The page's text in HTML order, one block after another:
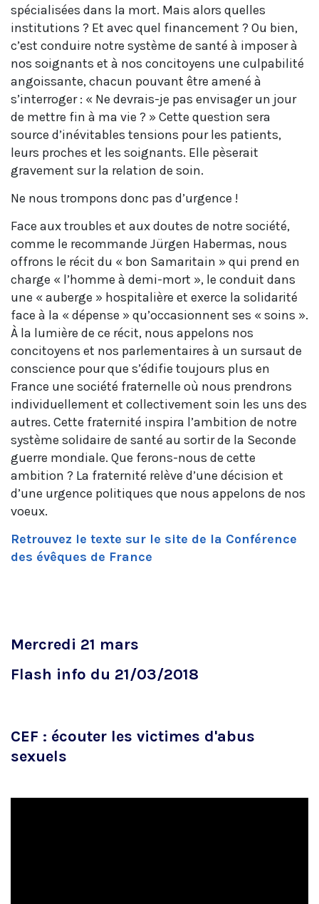
spécialisées dans la mort. Mais alors quelles
institutions ? Et avec quel financement ? Ou bien,
c’est conduire notre système de santé à imposer à
nos soignants et à nos concitoyens une culpabilité
angoissante, chacun pouvant être amené à
s’interroger : « Ne devrais-je pas envisager un jour
de mettre fin à ma vie ? » Cette question sera
source d’inévitables tensions pour les patients,
leurs proches et les soignants. Elle pèserait
gravement sur la relation de soin.
Ne nous trompons donc pas d’urgence !
Face aux troubles et aux doutes de notre société,
comme le recommande Jürgen Habermas, nous
offrons le récit du « bon Samaritain » qui prend en
charge « l’homme à demi-mort », le conduit dans
une « auberge » hospitalière et exerce la solidarité
face à la « dépense » qu’occasionnent ses « soins ».
À la lumière de ce récit, nous appelons nos
concitoyens et nos parlementaires à un sursaut de
conscience pour que s’édifie toujours plus en
France une société fraternelle où nous prendrons
individuellement et collectivement soin les uns des
autres. Cette fraternité inspira l’ambition de notre
système solidaire de santé au sortir de la Seconde
guerre mondiale. Que ferons-nous de cette
ambition ? La fraternité relève d’une décision et
d’une urgence politiques que nous appelons de nos
voeux.
Retrouvez le texte sur le site de la Conférence
des évêques de France
Mercredi 21 mars
Flash info du 21/03/2018
CEF : écouter les victimes d'abus
sexuels